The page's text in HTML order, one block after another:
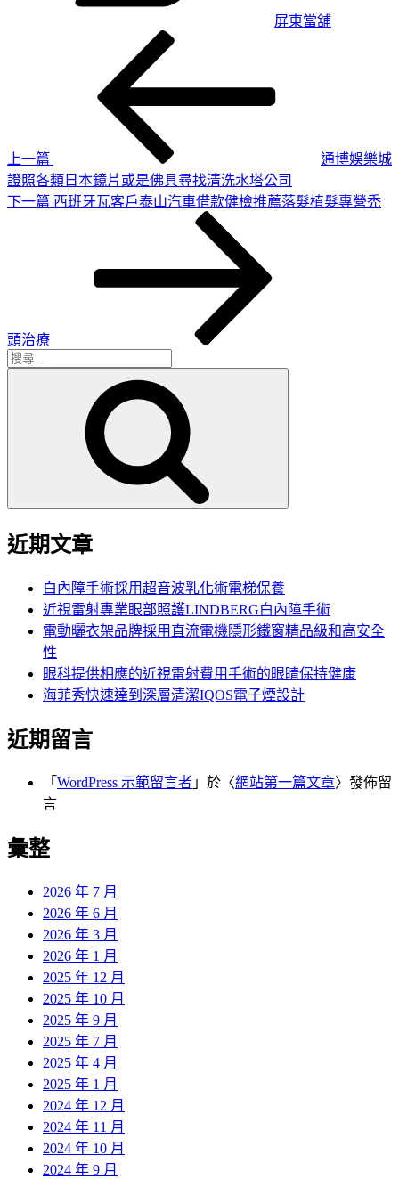
屏東當舖
上一篇
通博娛樂城
證照各類日本鏡片或是佛具尋找清洗水塔公司
下
下一篇 西班牙瓦客戶泰山汽車借款健檢推薦落髮植髮專營禿
頭治療
搜
近期文章
白內障手術採用超音波乳化術電梯保養
近視雷射專業眼部照護LINDBERG白內障手術
電動曬衣架品牌採用直流電機隱形鐵窗精品級和高安全
性
眼科提供相應的近視雷射費用手術的眼睛保持健康
海菲秀快速達到深層清潔IQOS電子煙設計
近期留言
「 WordPress 示範留言者 」於〈網站第一篇文章〉發佈留
言
彙整
2026 年 7 月
2026 年 6 月
2026 年 3 月
2026 年 1 月
2025 年 12 月
2025 年 10 月
2025 年 9 月
2025 年 7 月
2025 年 4 月
2025 年 1 月
2024 年 12 月
2024 年 11 月
2024 年 10 月
2024 年 9 月